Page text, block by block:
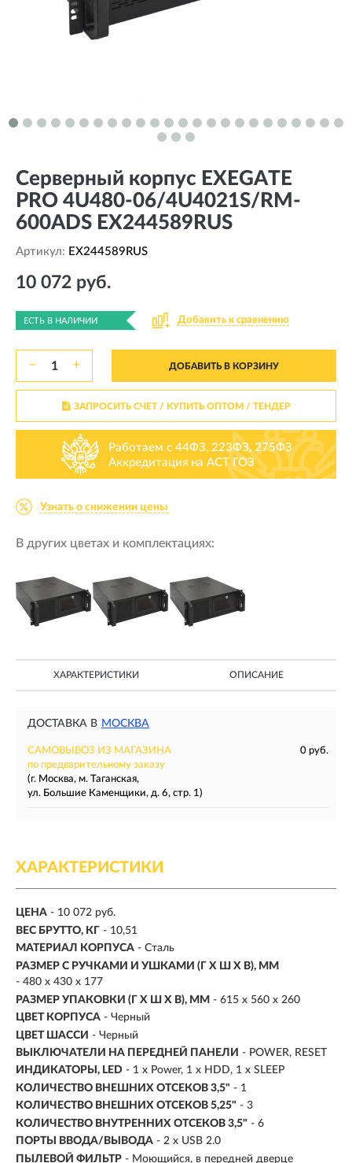
Серверный корпус EXEGATE
PRO 4U480-06/4U4021S/RM-
600ADS EX244589RUS
Артикул: EX244589RUS
10 072 руб.
ЕСТЬ В НАЛИЧИИ Добавить к сравнению
− + ДОБАВИТЬ В КОРЗИНУ
ЗАПРОСИТЬ СЧЕТ / КУПИТЬ ОПТОМ/ ТЕНДЕР
Работаем с 44ФЗ, 223ФЗ, 275ФЗ
Аккредитация на АСТ ГОЗ
Узнать о снижении цены
В других цветах и комплектациях:
ХАРАКТЕРИСТИКИ ОПИСАНИЕ
ДОСТАВКА В МОСКВА
САМОВЫВОЗ ИЗ МАГАЗИНА
0 руб.
по предварительному заказу
(г. Москва, м. Таганская,
ул. Большие Каменщики, д. 6, стр. 1)
ХАРАКТЕРИСТИКИ
ЦЕНА - 10 072 руб.
ВЕС БРУТТО, КГ - 10,51
МАТЕРИАЛ КОРПУСА - Сталь
РАЗМЕР С РУЧКАМИ И УШКАМИ (Г X Ш X В), ММ
- 480 x 430 x 177
РАЗМЕР УПАКОВКИ (Г X Ш X B), ММ - 615 x 560 x 260
ЦВЕТ КОРПУСА - Черный
ЦВЕТ ШАССИ - Черный
ВЫКЛЮЧАТЕЛИ НА ПЕРЕДНЕЙ ПАНЕЛИ - POWER, RESET
ИНДИКАТОРЫ, LED - 1 x Power, 1 x HDD, 1 x SLEEP
КОЛИЧЕСТВО ВНЕШНИХ ОТСЕКОВ 3,5" - 1
КОЛИЧЕСТВО ВНЕШНИХ ОТСЕКОВ 5,25" - 3
КОЛИЧЕСТВО ВНУТРЕННИХ ОТСЕКОВ 3,5" - 6
ПОРТЫ ВВОДА/ВЫВОДА - 2 x USB 2.0
ПЫЛЕВОЙ ФИЛЬТР - Моющийся, в передней дверце